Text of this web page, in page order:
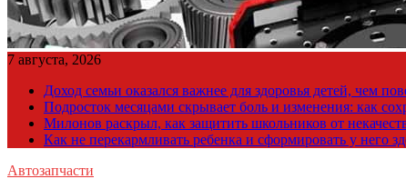
7 августа, 2026
Доход семьи оказался важнее для здоровья детей, чем
Подросток месяцами скрывает боль и изменения: как
Милонов раскрыл, как защитить школьников от
Как не перекармливать ребенка и сформировать у него
Автозапчасти